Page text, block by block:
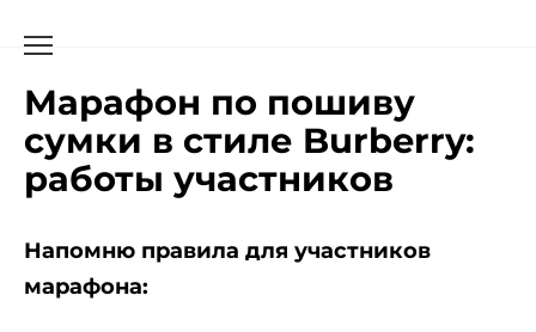
Марафон по пошиву
сумки в стиле Burberry:
работы участников
Напомню правила для участников
марафона: